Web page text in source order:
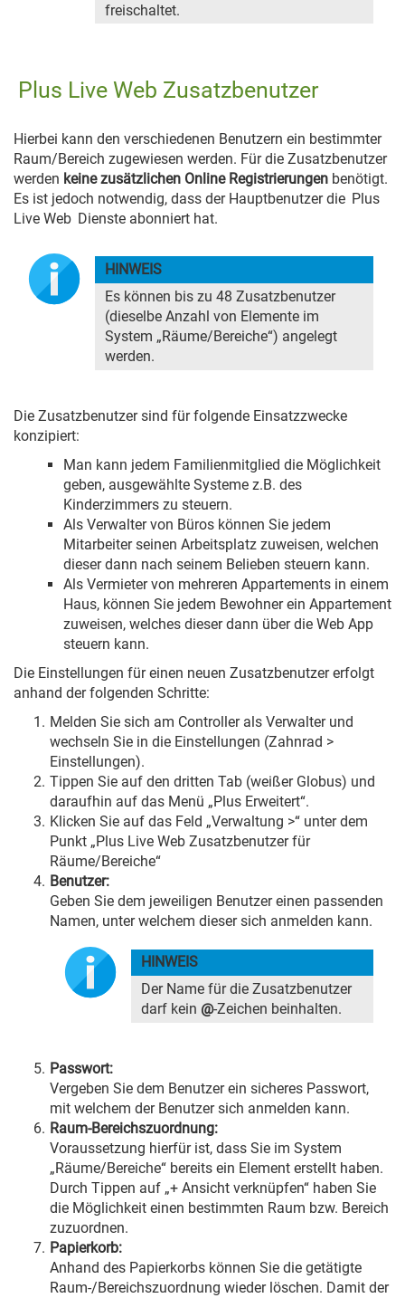
freischaltet.
Plus Live Web Zusatzbenutzer
Hierbei kann den verschiedenen Benutzern ein bestimmter
Raum/Bereich zugewiesen werden. Für die Zusatzbenutzer
werden keine zusätzlichen Online Registrierungen benötigt.
Es ist jedoch notwendig, dass der Hauptbenutzer die Plus
Live Web Dienste abonniert hat.
HINWEIS
Es können bis zu 48 Zusatzbenutzer
(dieselbe Anzahl von Elemente im
System „Räume/Bereiche“) angelegt
werden.
Die Zusatzbenutzer sind für folgende Einsatzzwecke
konzipiert:
Man kann jedem Familienmitglied die Möglichkeit
geben, ausgewählte Systeme z.B. des
Kinderzimmers zu steuern.
Als Verwalter von Büros können Sie jedem
Mitarbeiter seinen Arbeitsplatz zuweisen, welchen
dieser dann nach seinem Belieben steuern kann.
Als Vermieter von mehreren Appartements in einem
Haus, können Sie jedem Bewohner ein Appartement
zuweisen, welches dieser dann über die Web App
steuern kann.
Die Einstellungen für einen neuen Zusatzbenutzer erfolgt
anhand der folgenden Schritte:
Melden Sie sich am Controller als Verwalter und
wechseln Sie in die Einstellungen (Zahnrad >
Einstellungen).
Tippen Sie auf den dritten Tab (weißer Globus) und
daraufhin auf das Menü „Plus Erweitert“.
Klicken Sie auf das Feld „Verwaltung >“ unter dem
Punkt „Plus Live Web Zusatzbenutzer für
Räume/Bereiche“
Benutzer:
Geben Sie dem jeweiligen Benutzer einen passenden
Namen, unter welchem dieser sich anmelden kann.
HINWEIS
Der Name für die Zusatzbenutzer
darf kein @-Zeichen beinhalten.
Passwort:
Vergeben Sie dem Benutzer ein sicheres Passwort,
mit welchem der Benutzer sich anmelden kann.
Raum-Bereichszuordnung:
Voraussetzung hierfür ist, dass Sie im System
„Räume/Bereiche“ bereits ein Element erstellt haben.
Durch Tippen auf „+ Ansicht verknüpfen“ haben Sie
die Möglichkeit einen bestimmten Raum bzw. Bereich
zuzuordnen.
Papierkorb:
Anhand des Papierkorbs können Sie die getätigte
Raum-/Bereichszuordnung wieder löschen. Damit der